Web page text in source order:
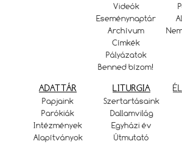
Videók
Eseménynaptár
Archívum
Címkék
Pályázatok
Benned bízom!
ADATTÁR
Papjaink
Parókiák
Intézmények
Alapítványok
LITURGIA
Szertartásaink
Dallamvilág
Egyházi év
Útmutató